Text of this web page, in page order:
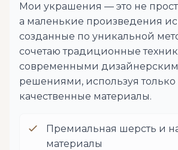
Мои украшения — это не
а маленькие произведения
созданные по уникальной
сочетаю традиционные
современными
решениями, используя только
качественные материалы.
Премиальная шерсть и
материалы